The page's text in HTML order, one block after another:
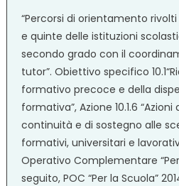
“Percorsi di orientamento
e quinte delle istituzioni
secondo grado con il
tutor”. Obiettivo specifico
formativo precoce e della
formativa”, Azione 10.1.6
continuità e di sostegno alle
formativi, universitari e
Operativo Complementare
seguito, POC “Per la Scuola”